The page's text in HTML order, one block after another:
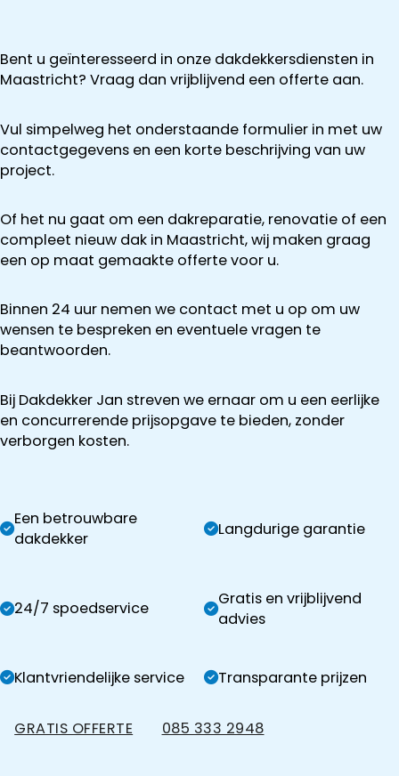
Bent u geïnteresseerd in onze dakdekkersdiensten in
Maastricht? Vraag dan vrijblijvend een offerte aan.
Vul simpelweg het onderstaande formulier in met uw
contactgegevens en een korte beschrijving van uw
project.
Of het nu gaat om een dakreparatie, renovatie of een
compleet nieuw dak in Maastricht, wij maken graag
een op maat gemaakte offerte voor u.
Binnen 24 uur nemen we contact met u op om uw
wensen te bespreken en eventuele vragen te
beantwoorden.
Bij Dakdekker Jan streven we ernaar om u een eerlijke
en concurrerende prijsopgave te bieden, zonder
verborgen kosten.
Een betrouwbare
dakdekker
Langdurige garantie
24/7 spoedservice
Gratis en vrijblijvend
advies
Klantvriendelijke service Transparante prijzen
GRATIS OFFERTE 085 333 2948